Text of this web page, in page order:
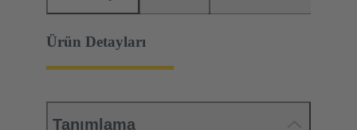
Ürün Detayları
Tanımlama